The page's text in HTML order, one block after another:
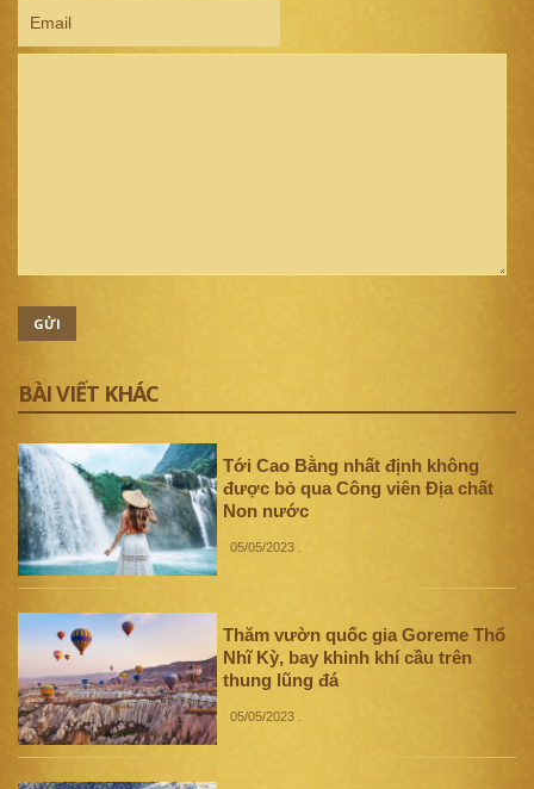
GỬI
BÀI VIẾT KHÁC
Tới Cao Bằng nhất định không
được bỏ qua Công viên Địa chất
Non nước
05/05/2023
Thăm vườn quốc gia Goreme Thổ
Nhĩ Kỳ, bay khinh khí cầu trên
thung lũng đá
05/05/2023